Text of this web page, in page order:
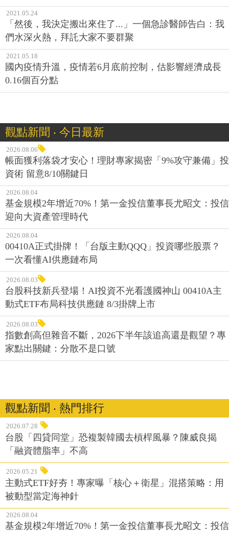
2021.05.24
「然後，我決定搬出來住了...」一個急診醫師告白：我
們水深火熱，拜託大家不要群聚
2021.05.18
國內疫情升溫，疫情若6月底前控制，估影響經濟成長
0.16個百分點
觀點新聞 ‧ 今日最新
2026.08.06
帳面獲利落袋才安心！理財專家揭密「9%攻守兼備」投
資術 留意8/10關鍵日
2026.08.04
基金規模2年增近70%！第一金投信董事長尤昭文：投信
迎向大資產管理時代
2026.08.04
00410A正式掛牌！「台版主動QQQ」投資哪些股票？
一次看懂AI供應鏈布局
2026.08.03
台股科技新兵登場！AI投資不光看護國神山 00410A主
動式ETF布局科技供應鏈 8/3掛牌上市
2026.08.03
指數創高但雜音不斷，2026下半年該追高還是觀望？專
家點出關鍵：分散不是口號
觀點新聞 ‧ 熱門排行
2026.07.28
台股「四貸同堂」恐複製韓國去槓桿風暴？陳威良揭
「融資體脂率」不高
2026.05.21
主動式ETF好夯！專家曝「核心＋衛星」混搭策略：用
被動型當定海神針
2026.08.04
基金規模2年增近70%！第一金投信董事長尤昭文：投信